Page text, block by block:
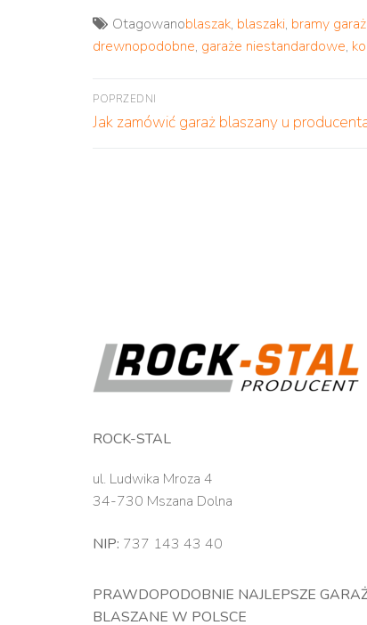
Otagowanoblaszak, blaszaki, bramy
drewnopodobne, garaże niestandardowe,
Nawigacja
wpisu
POPRZEDNI
Poprzedni
Jak zamówić garaż blaszany u
ROCK-STAL
ul. Ludwika Mroza 4
34-730 Mszana Dolna
NIP: 737 143 43 40
PRAWDOPODOBNIE NAJLEPSZE
BLASZANE W POLSCE